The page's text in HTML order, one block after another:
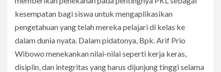
kesempatan bagi siswa untuk mengaplikasikan
pengetahuan yang telah mereka pelajari di kelas ke
dalam dunia nyata. Dalam pidatonya, Bpk. Arif Prio
Wibowo menekankan nilai-nilai seperti kerja keras,
disiplin, dan integritas yang harus dijunjung tinggi selama